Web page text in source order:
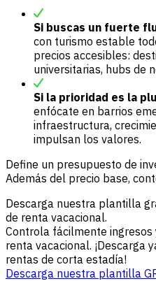
Si buscas un fuerte
con turismo estable
precios accesibles:
universitarias, hubs de
Si la prioridad es la
enfócate en barrios
infraestructura,
impulsan los valores.
Define un presupuesto de
Además del precio base,
Descarga nuestra plantilla
de renta vacacional.
Controla fácilmente ingresos
renta vacacional. ¡Descarga
rentas de corta estadía!
Descarga nuestra plantilla